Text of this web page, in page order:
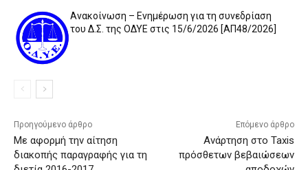
Ανακοίνωση – Ενημέρωση για τη συνεδρίαση
του Δ.Σ. της ΟΔΥΕ στις 15/6/2026 [ΑΠ48/2026]
Προηγούμενο άρθρο
Με αφορμή την αίτηση
διακοπής παραγραφής για τη
Επόμενο άρθρο
Ανάρτηση στο Taxis
πρόσθετων βεβαιώσεων